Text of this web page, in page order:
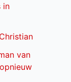
in
van